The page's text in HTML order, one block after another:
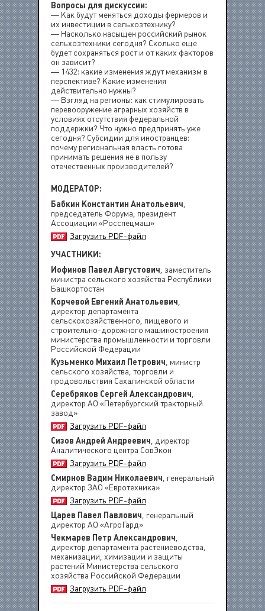
Вопросы для дискуссии:
— Как будут меняться доходы фермеров и
их инвестиции в сельхозтехнику?
— Насколько насыщен российский рынок
сельхозтехники сегодня? Сколько еще
будет сохраняться рост и от каких факторов
он зависит?
— 1432: какие изменения ждут механизм в
перспективе? Какие изменения
действительно нужны?
— Взгляд на регионы: как стимулировать
перевооружение аграрных хозяйств в
условиях отсутствия федеральной
поддержки? Что нужно предпринять уже
сегодня? Субсидии для иностранцев:
почему региональная власть готова
принимать решения не в пользу
отечественных производителей?
МОДЕРАТОР:
Бабкин Константин Анатольевич
председатель Форума, президент
Ассоциации «Росспецмаш»
Загрузить PDF-файл
УЧАСТНИКИ:
Иофинов Павел Августович , заместитель
министра сельского хозяйства Республики
Башкортостан
Корчевой Евгений Анатольевич
директор департамента
сельскохозяйственного, пищевого и
строительно-дорожного машиностроения
министерства промышленности и торговли
Российской Федерации
Кузьменко Михаил Петрович , министр
сельского хозяйства, торговли и
продовольствия Сахалинской области
Серебряков Сергей Александрович
директор АО «Петербургский тракторный
завод»
Загрузить PDF-файл
Сизов Андрей Андреевич , директор
Аналитического центра СовЭкон
Загрузить PDF-файл
Смирнов Вадим Николаевич , генеральный
директор ЗАО «Евротехника»
Загрузить PDF-файл
Царев Павел Павлович , генеральный
директор АО «АгроГард»
Чекмарев Петр Александрович
директор департамента растениеводства,
механизации, химизации и защиты
растений Министерства сельского
хозяйства Российской Федерации
Загрузить PDF-файл